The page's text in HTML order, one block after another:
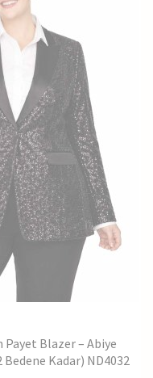
Payet Blazer – Abiye
Bedene Kadar) ND4032